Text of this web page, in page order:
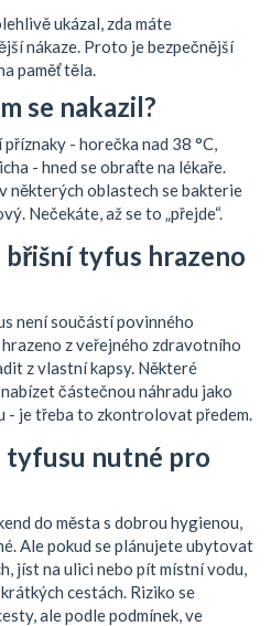
ukázal, zda máte
nákaze. Proto je bezpečnější
paměť těla.
se nakazil?
- horečka nad 38 °C,
- hned se obraťte na lékaře.
některých oblastech se bakterie
Nečekáte, až se to „přejde“.
tyfus hrazeno
není součástí povinného
z veřejného zdravotního
z vlastní kapsy. Některé
částečnou náhradu jako
- je třeba to zkontrolovat předem.
tyfusu nutné pro
do města s dobrou hygienou,
Ale pokud se plánujete ubytovat
jíst na ulici nebo pít místní vodu,
cestách. Riziko se
ale podle podmínek, ve